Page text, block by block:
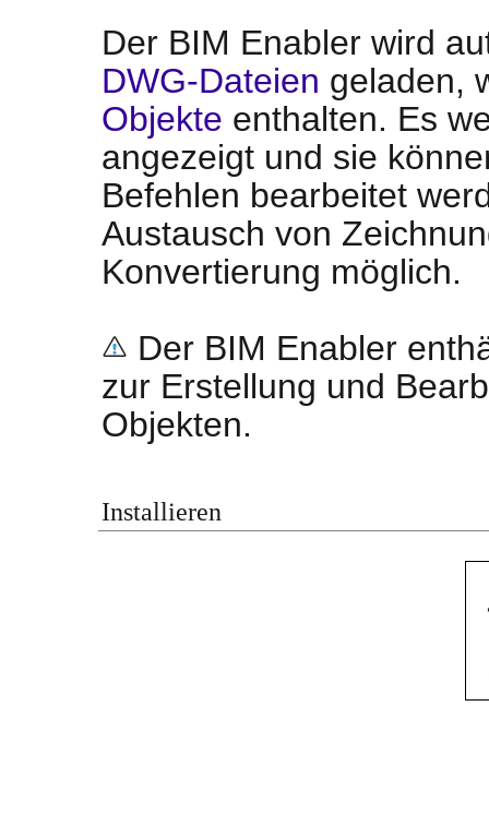
Der BIM Enabler wird
DWG-Dateien geladen,
Objekte enthalten. Es
angezeigt und sie
Befehlen bearbeitet
Austausch von
Konvertierung möglich.
Der BIM Enabler
zur Erstellung und
Objekten.
Installieren